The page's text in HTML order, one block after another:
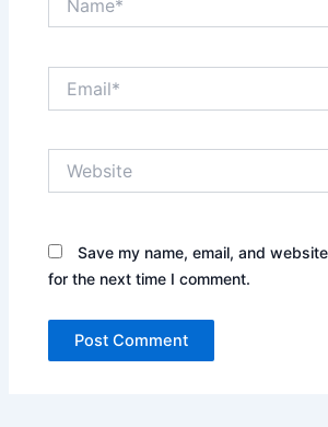
Save my name, email, and
for the next time I comment.